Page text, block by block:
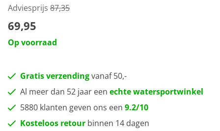
Adviesprijs 87,35
69,95
Op voorraad
Gratis verzendingvanaf 50,-
Al meer dan 52 jaar een echte watersportwinkel
5880 klanten geven ons een 9.2/10
Kosteloos retour binnen 14 dagen